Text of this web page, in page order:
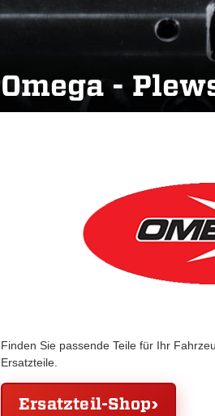
Omega -
Finden Sie passende Teile für Ihr
Ersatzteile.
Ersatzteil-Shop